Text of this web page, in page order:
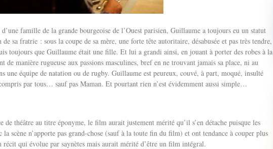
famille de la grande bourgeoise de l’Ouest parisien, Guillaume a toujours eu un statut
sa fratrie : sous la coupe de sa mère, une forte tête autoritaire, désabusée et pas très tendre,
toujours que Guillaume était une fille. Et lui a grandi ainsi, en jouant à porter des robes à la
de manière rugueuse aux passions masculines, bref en ne trouvant jamais sa place, ni au
une équipe de natation ou de rugby. Guillaume est peureux, couvé, à part, moqué, insulté
par tous… sauf pas Maman. Et pourtant rien n’est évidemment aussi simple…
de théâtre au titre éponyme, le film aurait justement mérité qu’il s’en détache puisque les
la scène n’apporte pas grand-chose (sauf à la toute fin du film) et ont tendance à couper plus
récit qui évolue par saynètes mais aurait mérité d’être un film intégral.